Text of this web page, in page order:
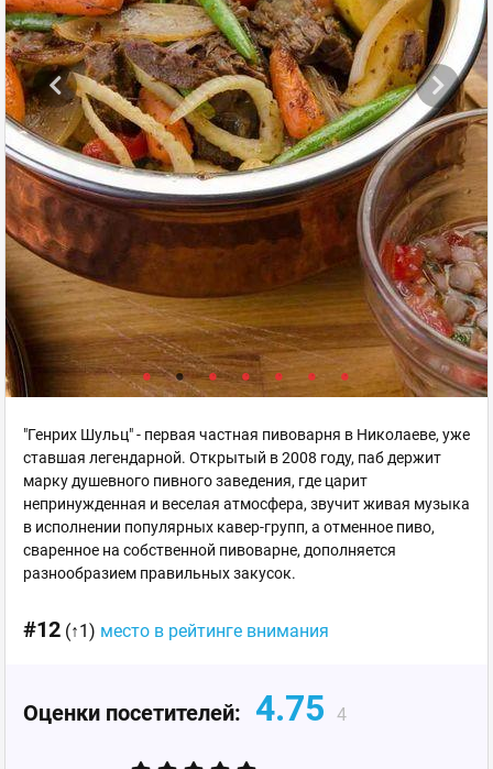
"Генрих Шульц" - первая частная пивоварня в Николаеве, уже
ставшая легендарной. Открытый в 2008 году, паб держит
марку душевного пивного заведения, где царит
непринужденная и веселая атмосфера, звучит живая музыка
в исполнении популярных кавер-групп, а отменное пиво,
сваренное на собственной пивоварне, дополняется
разнообразием правильных закусок.
#12 (↑1) место в рейтинге внимания
Оценки посетителей: 4.75 4